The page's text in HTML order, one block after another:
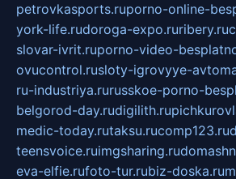
petrovkasports.ruporno-online-
york-life.rudoroga-expo.ruribery.ru
slovar-ivrit.ruporno-video-
ovucontrol.rusloty-igrovyye-
ru-industriya.rurusskoe-porno-
belgorod-day.rudigilith.ru
medic-today.rutaksu.rucomp123.ru
teensvoice.ruimgsharing.ru
eva-elfie.rufoto-tur.rubiz-doska.ru